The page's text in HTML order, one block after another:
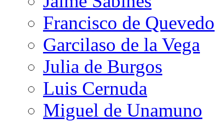
Francisco de Quevedo
Garcilaso de la Vega
Julia de Burgos
Luis Cernuda
Miguel de Unamuno